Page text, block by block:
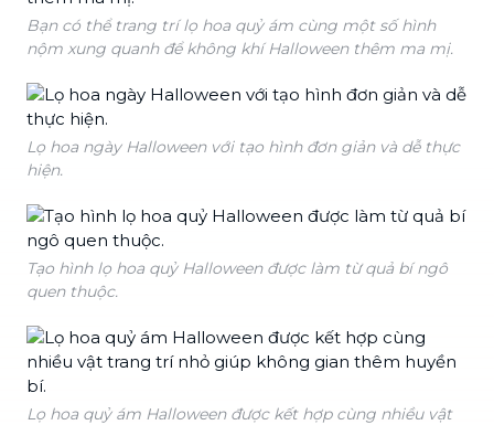
Bạn có thể trang trí lọ hoa quỷ ám cùng một số hình
nộm xung quanh để không khí Halloween thêm ma mị.
Lọ hoa ngày Halloween với tạo hình đơn giản và dễ thực
hiện.
Tạo hình lọ hoa quỷ Halloween được làm từ quả bí ngô
quen thuộc.
Lọ hoa quỷ ám Halloween được kết hợp cùng nhiều vật